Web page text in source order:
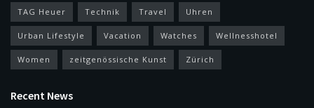
TAG Heuer Technik Travel Uhren
Urban Lifestyle Vacation Watches Wellnesshotel
Women zeitgenössische Kunst Zürich
Recent News